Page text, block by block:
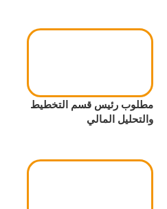
مطلوب رئيس قسم التخطيط
والتحليل المالي